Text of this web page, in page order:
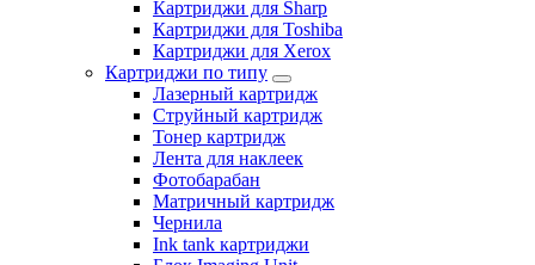
Картриджи для Sharp
Картриджи для Toshiba
Картриджи для Xerox
Картриджи по типу
Лазерный картридж
Струйный картридж
Тонер картридж
Лента для наклеек
Фотобарабан
Матричный картридж
Чернила
Ink tank картриджи